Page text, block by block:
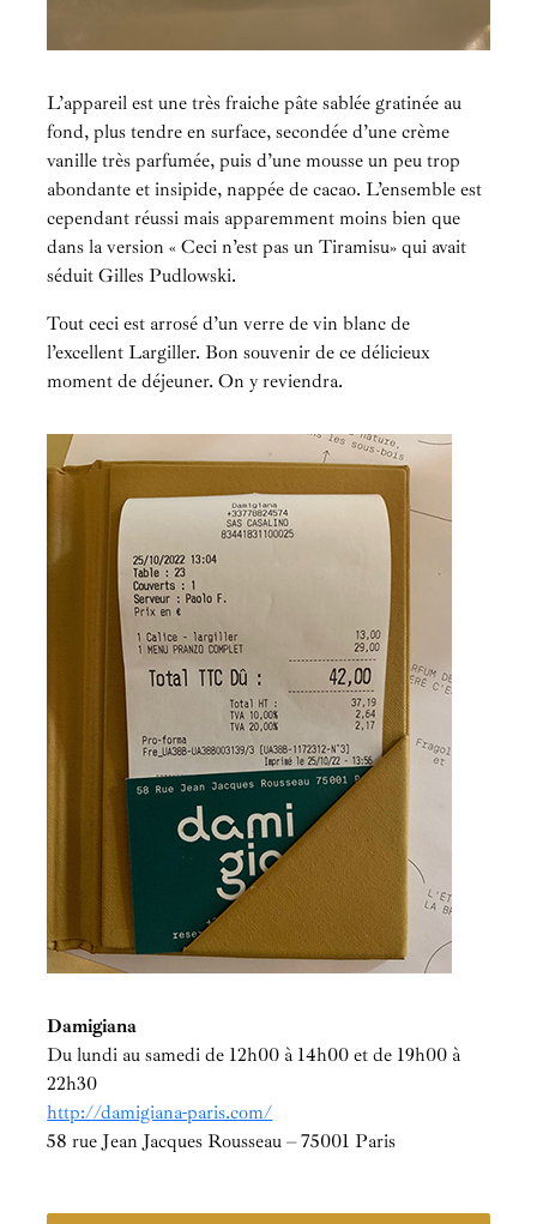
L’appareil est une très fraiche pâte sablée gratinée au
fond, plus tendre en surface, secondée d’une crème
vanille très parfumée, puis d’une mousse un peu trop
abondante et insipide, nappée de cacao. L’ensemble est
cependant réussi mais apparemment moins bien que
dans la version « Ceci n’est pas un Tiramisu» qui avait
séduit Gilles Pudlowski.
Tout ceci est arrosé d’un verre de vin blanc de
l’excellent Largiller. Bon souvenir de ce délicieux
moment de déjeuner. On y reviendra.
Damigiana
Du lundi au samedi de 12h00 à 14h00 et de 19h00 à
22h30
http://damigiana-paris.com/
58 rue Jean Jacques Rousseau – 75001 Paris